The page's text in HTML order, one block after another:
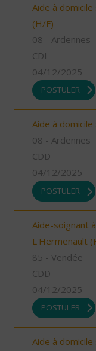
Aide à
(H/F)
08 - Ardennes
CDI
04/12/2025
POSTULER
Aide à
08 - Ardennes
CDD
04/12/2025
POSTULER
Aide-soignant
L'Hermenault
85 - Vendée
CDD
04/12/2025
POSTULER
Aide à